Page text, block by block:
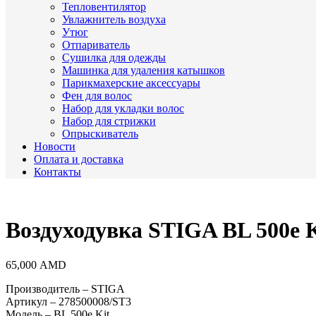
Тепловентилятор
Увлажнитель воздуха
Утюг
Отпариватель
Сушилка для одежды
Машинка для удаления катышков
Парикмахерские аксессуары
Фен для волос
Набор для укладки волос
Набор для стрижки
Опрыскиватель
Новости
Оплата и доставка
Контакты
Воздуходувка STIGA BL 500e
65,000 AMD
Производитель – STIGA
Артикул – 278500008/ST3